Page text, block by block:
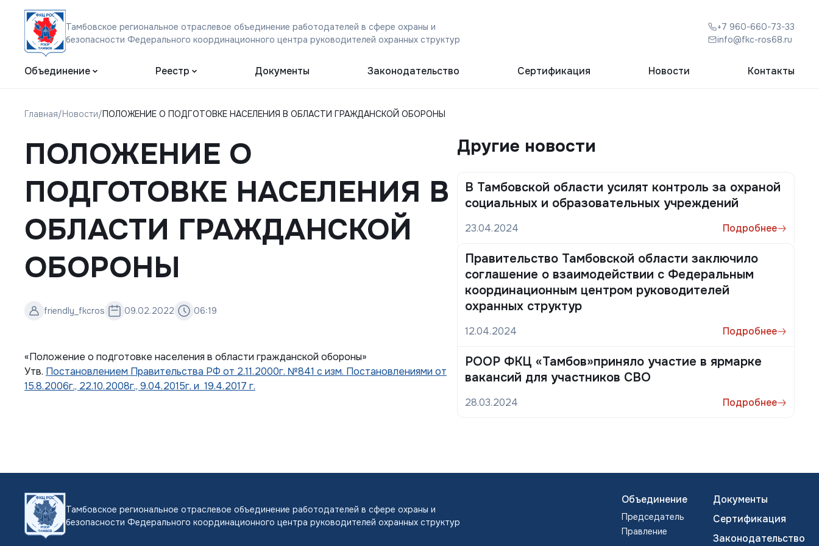
Тамбовское региональное отраслевое объединение работодателей в сфере охраны и
безопасности Федерального координационного центра руководителей охранных структур
+7 960-660-73-33
info@fkc-ros68.ru
Объединение Реестр Документы Законодательство Сертификация Новости Контакты
Главная/Новости/ПОЛОЖЕНИЕ О ПОДГОТОВКЕ НАСЕЛЕНИЯ В ОБЛАСТИ ГРАЖДАНСКОЙ ОБОРОНЫ
ПОЛОЖЕНИЕ О
ПОДГОТОВКЕ НАСЕЛЕНИЯ В
ОБЛАСТИ ГРАЖДАНСКОЙ
ОБОРОНЫ
friendly_fkcros 09.02.2022 06:19
«Положение о подготовке населения в области гражданской обороны»
Утв. Постановлением Правительства РФ от 2.11.2000г. №841 с изм. Постановлениями от
15.8.2006г., 22.10.2008г., 9.04.2015г. и 19.4.2017 г.
Другие новости
В Тамбовской области усилят контроль за охраной
социальных и образовательных учреждений
23.04.2024 Подробнее
Правительство Тамбовской области заключило
соглашение о взаимодействии с Федеральным
координационным центром руководителей
охранных структур
12.04.2024 Подробнее
РООР ФКЦ «Тамбов»приняло участие в ярмарке
вакансий для участников СВО
28.03.2024 Подробнее
Тамбовское региональное отраслевое объединение работодателей в сфере охраны и
безопасности Федерального координационного центра руководителей охранных структур
Объединение
Председатель
Правление
Документы
Сертификация
Законодательство